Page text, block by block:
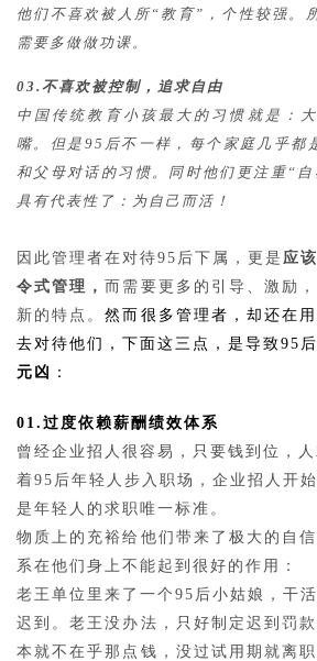
他们不喜欢被人所“教育”，个性较强。
需要多做做功课。
03.不喜欢被控制，追求自由
中国传统教育小孩最大的习惯就是：
嘴。但是95后不一样，每个家庭几乎都
和父母对话的习惯。同时他们更注重“
具有代表性了：为自己而活！
因此管理者在对待95后下属，更是 应
令式管理，而需要更多的引导、激励
新的特点。然而很多管理者，却还在
去对待他们，下面这三点，是导致95
元凶 ：
01.过度依赖薪酬绩效体系
曾经企业招人很容易，只要钱到位，
着95后年轻人步入职场，企业招人开
是年轻人的求职唯一标准。
物质上的充裕给他们带来了极大的自
系在他们身上不能起到很好的作用：
老王单位里来了一个95后小姑娘，干
迟到。老王没办法，只好制定迟到罚
本就不在乎那点钱，没过试用期就离